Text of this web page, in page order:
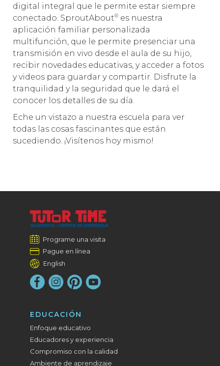
digital integral que le permite estar siempre
conectado. SproutAbout® es nuestra
aplicación familiar personalizada
multifunción, que le permite presenciar una
transmisión en vivo desde el aula de su hijo,
recibir novedades educativas, y acceder a fotos
y videos para guardar y compartir. Disfrute la
tranquilidad y la seguridad que le dará el
conocer los detalles de su día.
Eche un vistazo a nuestra escuela para ver
todas las cosas fascinantes que están
sucediendo. ¡Visítenos hoy mismo!
Programe una visita
Pague en línea
English
EDUCACIÓN
Enfoque educativo
Educadores y experiencia
Compromiso con la calidad
Ambiente de aprendizaje